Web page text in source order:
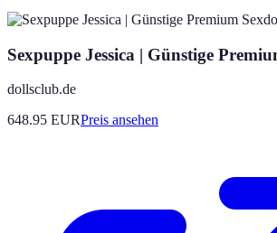
Sexpuppe Jessica | Günstige
dollsclub.de
648.95 EURPreis ansehen